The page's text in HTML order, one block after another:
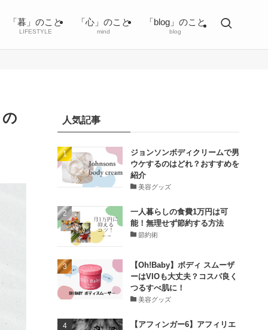
「暮」のこと
LIFESTYLE
「心」のこと
mind
「blog」のこと
blog
人気記事
ジョンソンボディクリームで男
ウケするのはどれ？おすすめを
紹介
美容グッズ
一人暮らしの食費1万円は可
能！無理せず節約する方法
節約術
【Oh!Baby】ボディ スムーザ
ーはVIOも大丈夫？コスパ良く
つるすべ肌に！
美容グッズ
【アフィンガー6】アフィリエ